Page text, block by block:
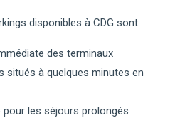
disponibles à CDG sont :
des terminaux
situés à quelques minutes en
pour les séjours prolongés